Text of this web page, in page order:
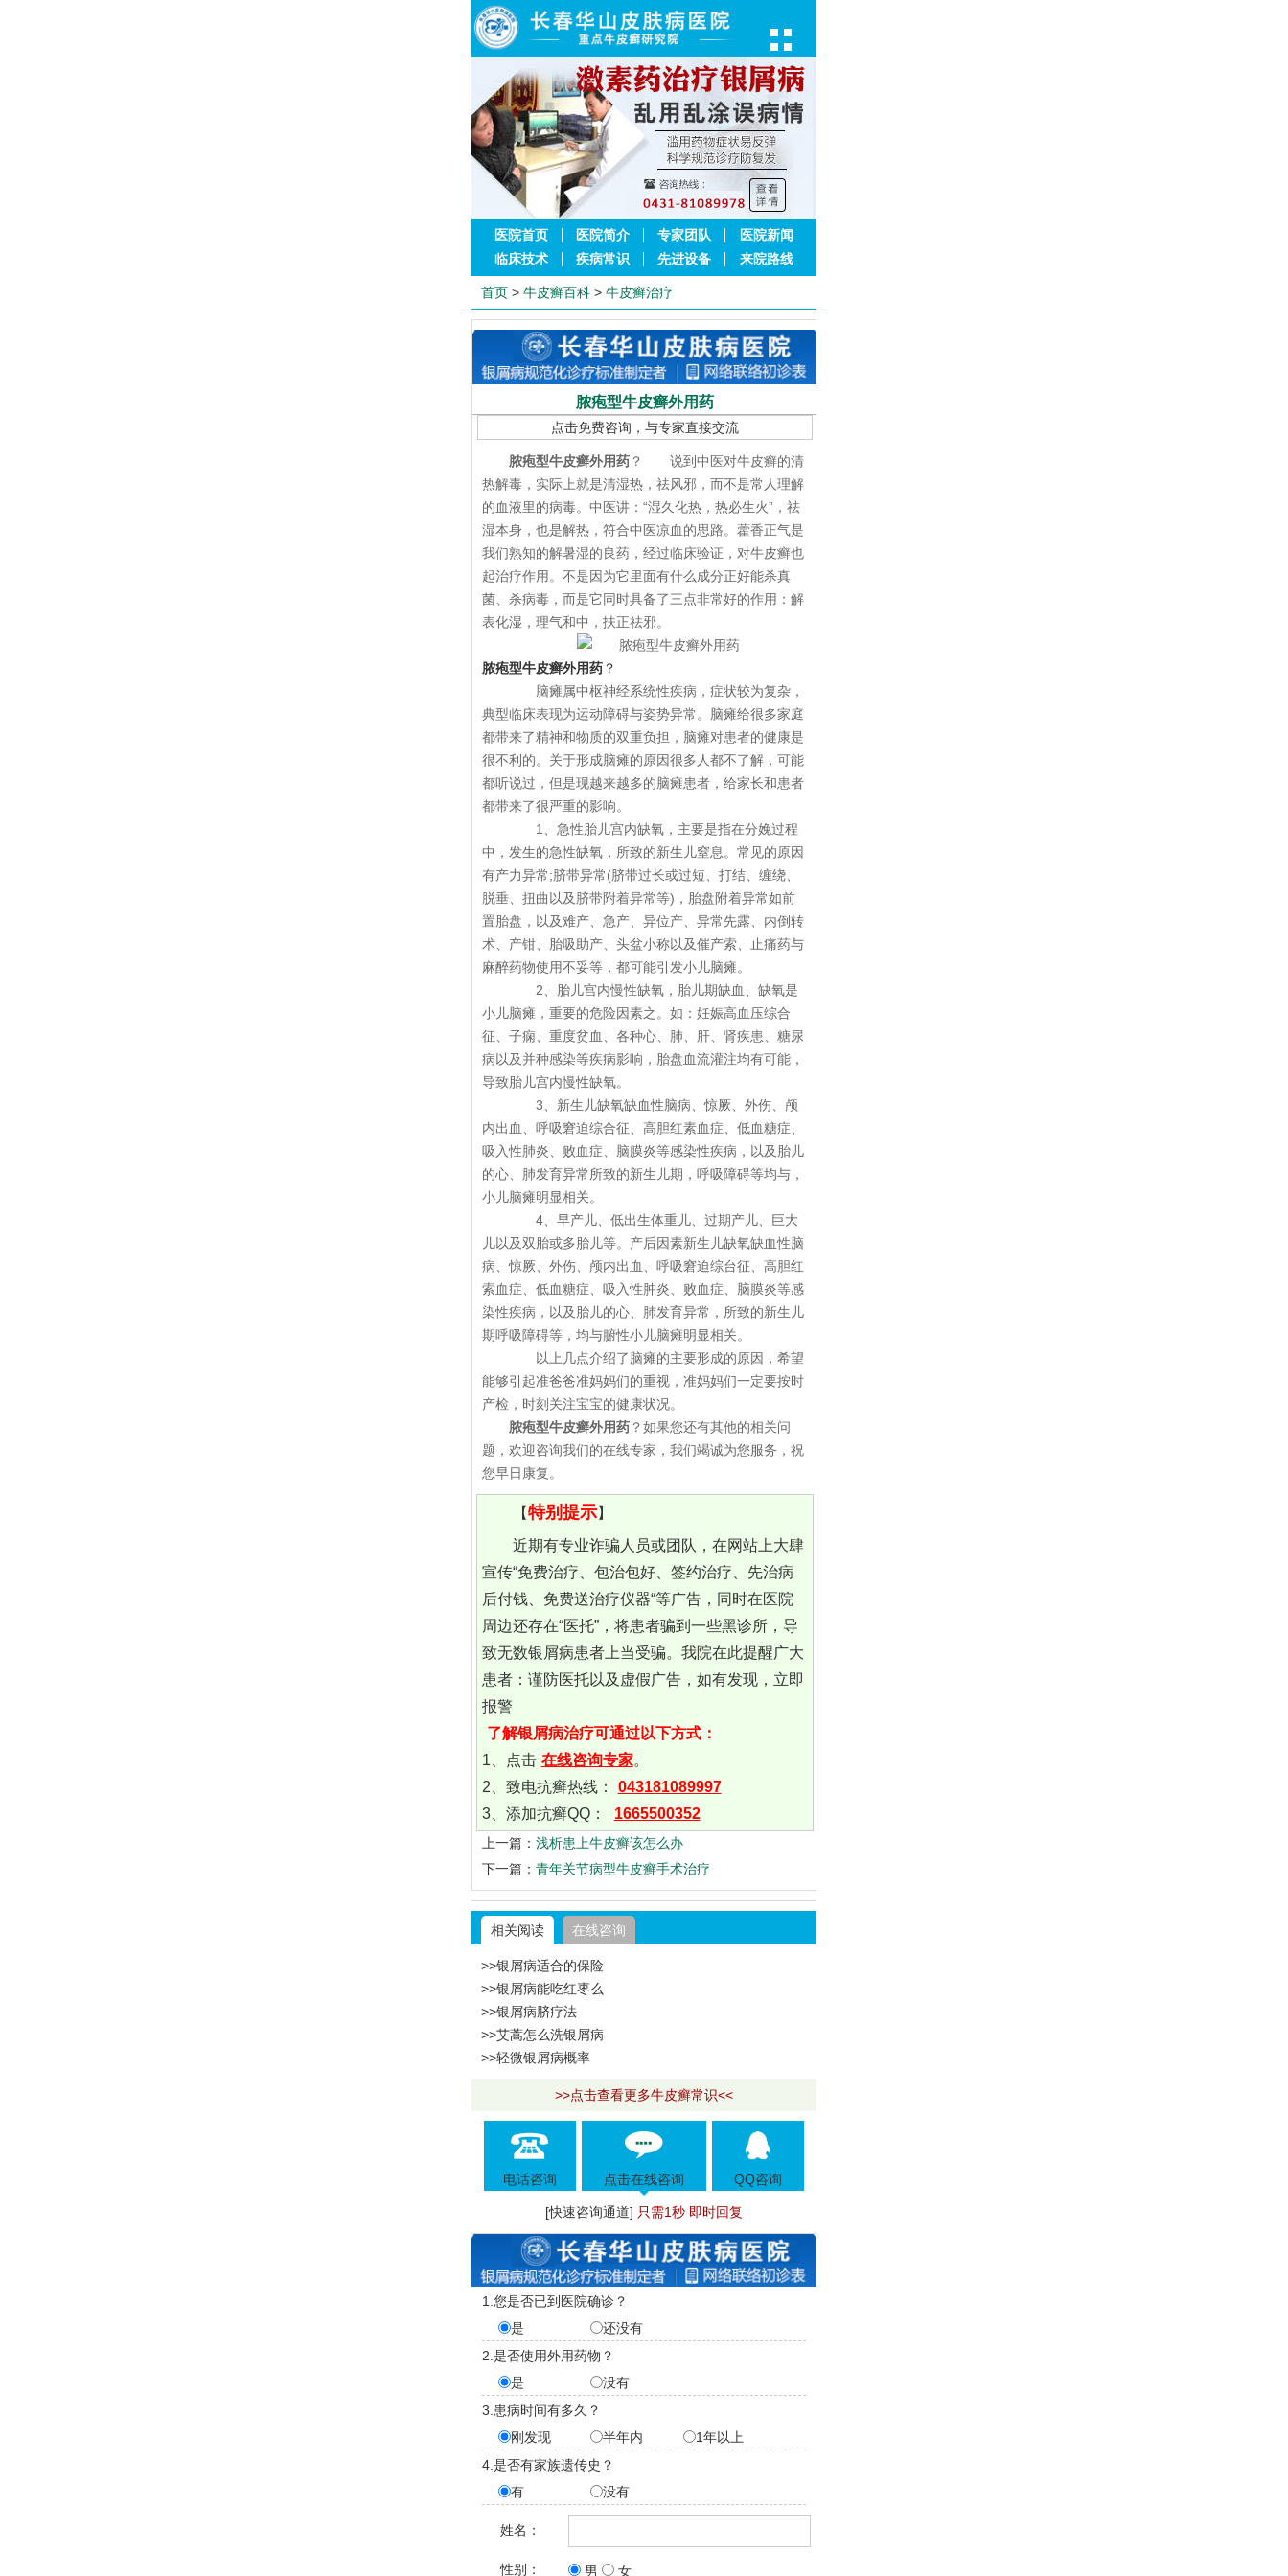
医院首页 医院简介 专家团队
医院新闻
临床技术
疾病常识 先进设备 来院路线
首页 > 牛皮癣百科 > 牛皮癣治疗
脓疱型牛皮癣外用药
点击免费咨询，与专家直接交流
脓疱型牛皮癣外用药 ？ 说到中医对牛皮癣的清
热解毒，实际上就是清湿热，祛风邪，而不是常人理解
的血液里的病毒。中医讲：“湿久化热，热必生火”，祛
湿本身，也是解热，符合中医凉血的思路。藿香正气是
我们熟知的解暑湿的良药，经过临床验证，对牛皮癣也
起治疗作用。不是因为它里面有什么成分正好能杀真
菌、杀病毒，而是它同时具备了三点非常好的作用：解
表化湿，理气和中，扶正祛邪。
脓疱型牛皮癣外用药 ？
脑瘫属中枢神经系统性疾病，症状较为复杂，
典型临床表现为运动障碍与姿势异常。脑瘫给很多家庭
都带来了精神和物质的双重负担，脑瘫对患者的健康是
很不利的。关于形成脑瘫的原因很多人都不了解，可能
都听说过，但是现越来越多的脑瘫患者，给家长和患者
都带来了很严重的影响。
1、急性胎儿宫内缺氧，主要是指在分娩过程
中，发生的急性缺氧，所致的新生儿窒息。常见的原因
有产力异常;脐带异常(脐带过长或过短、打结、缠绕、
脱垂、扭曲以及脐带附着异常等)，胎盘附着异常如前
置胎盘，以及难产、急产、异位产、异常先露、内倒转
术、产钳、胎吸助产、头盆小称以及催产索、止痛药与
麻醉药物使用不妥等，都可能引发小儿脑瘫。
2、胎儿宫内慢性缺氧，胎儿期缺血、缺氧是
小儿脑瘫，重要的危险因素之。如：妊娠高血压综合
征、子痫、重度贫血、各种心、肺、肝、肾疾患、糖尿
病以及并种感染等疾病影响，胎盘血流灌注均有可能，
导致胎儿宫内慢性缺氧。
3、新生儿缺氧缺血性脑病、惊厥、外伤、颅
内出血、呼吸窘迫综合征、高胆红素血症、低血糖症、
吸入性肺炎、败血症、脑膜炎等感染性疾病，以及胎儿
的心、肺发育异常所致的新生儿期，呼吸障碍等均与，
小儿脑瘫明显相关。
4、早产儿、低出生体重儿、过期产儿、巨大
儿以及双胎或多胎儿等。产后因素新生儿缺氧缺血性脑
病、惊厥、外伤、颅内出血、呼吸窘迫综台征、高胆红
索血症、低血糖症、吸入性肿炎、败血症、脑膜炎等感
染性疾病，以及胎儿的心、肺发育异常，所致的新生儿
期呼吸障碍等，均与腑性小儿脑瘫明显相关。
以上几点介绍了脑瘫的主要形成的原因，希望
能够引起准爸爸准妈妈们的重视，准妈妈们一定要按时
产检，时刻关注宝宝的健康状况。
脓疱型牛皮癣外用药 ？如果您还有其他的相关问
题，欢迎咨询我们的在线专家，我们竭诚为您服务，祝
您早日康复。
【特别提示】
近期有专业诈骗人员或团队，在网站上大肆
宣传“免费治疗、包治包好、签约治疗、先治病
后付钱、免费送治疗仪器“等广告，同时在医院
周边还存在“医托”，将患者骗到一些黑诊所，导
致无数银屑病患者上当受骗。我院在此提醒广大
患者：谨防医托以及虚假广告，如有发现，立即
报警
了解银屑病治疗可通过以下方式：
1、点击 在线咨询专家。
2、致电抗癣热线：
043181089997
3、添加抗癣QQ：
1665500352
上一篇： 浅析患上牛皮癣该怎么办
下一篇： 青年关节病型牛皮癣手术治疗
相关阅读 在线咨询
>>银屑病适合的保险
>>银屑病能吃红枣么
>>银屑病脐疗法
>>艾蒿怎么洗银屑病
>>轻微银屑病概率
>>点击查看更多牛皮癣常识<<
电话咨询 点击在线咨询 QQ咨询
[快速咨询通道] 只需1秒 即时回复
1.您是否已到医院确诊？
是
还没有
2.是否使用外用药物？
是
没有
3.患病时间有多久？
刚发现
半年内
1年以上
4.是否有家族遗传史？
有
没有
姓名：
性别： 男 女